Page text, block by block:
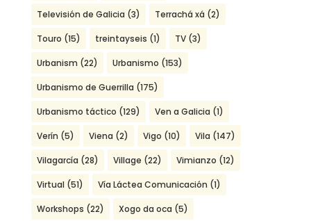
Televisión de Galicia (3) Terrachá xá (2)
Touro (15) treintayseis (1) TV(3)
Urbanism (22) Urbanismo (153)
Urbanismo de Guerrilla (175)
Urbanismo táctico (129) Ven a Galicia (1)
Verín (5) Viena (2) Vigo (10) Vila (147)
Vilagarcía (28) Village (22) Vimianzo (12)
Virtual (51) Vía Láctea Comunicación (1)
Workshops (22) Xogo da oca (5)